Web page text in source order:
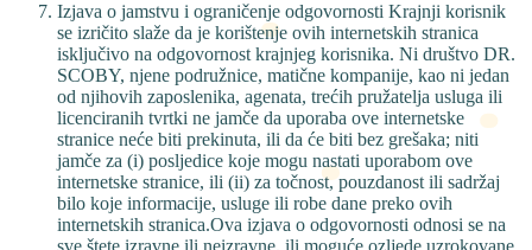
Izjava o jamstvu i ograničenje odgovornosti Krajnji korisnik
se izričito slaže da je korištenje ovih internetskih stranica
isključivo na odgovornost krajnjeg korisnika. Ni društvo DR.
SCOBY, njene podružnice, matične kompanije, kao ni jedan
od njihovih zaposlenika, agenata, trećih pružatelja usluga ili
licenciranih tvrtki ne jamče da uporaba ove internetske
stranice neće biti prekinuta, ili da će biti bez grešaka; niti
jamče za (i) posljedice koje mogu nastati uporabom ove
internetske stranice, ili (ii) za točnost, pouzdanost ili sadržaj
bilo koje informacije, usluge ili robe dane preko ovih
internetskih stranica.Ova izjava o odgovornosti odnosi se na
sve štete izravne ili neizravne, ili moguće ozljede uzrokovane